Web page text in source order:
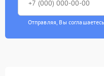
Отправляя, Вы